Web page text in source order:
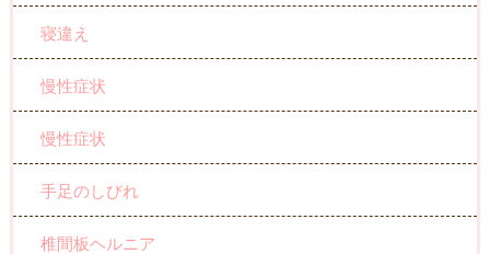
寝違え
慢性症状
慢性症状
手足のしびれ
椎間板ヘルニア